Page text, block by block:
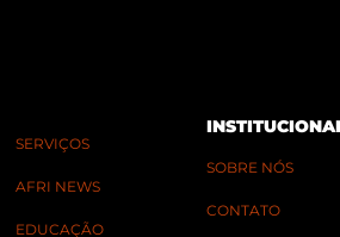
SERVIÇOS
AFRI NEWS
EDUCAÇÃO
SOBRE NÓS
CONTATO